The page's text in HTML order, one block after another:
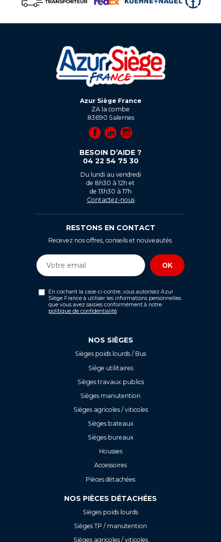
Azur Siège France
ZA la combe
83690 Salernes
BESOIN D’AIDE ?
04 22 54 75 30
Du lundi au vendredi
de 8h30 à 12h et
de 13h30 à 17h
Contactez-nous
RESTONS EN CONTACT
Recevez nos offres, conseils et nouveautés.
En cochant la case ci-contre, vous autorisez Azur
Siège France à utiliser les informations personnelles
que vous avez saisies conformément à notre
politique de confidentialité.
NOS SIÈGES
Sièges poids lourds / Bus
Siège utilitaires
Sièges travaux publics
Sièges manutention
Sièges agricoles / viticoles
Sièges bateaux
Sièges bureaux
Housses
Accessoires
Pièces détachées
NOS PIÈCES DÉTACHÉES
Sièges poids lourds
Sièges TP / manutention
Sièges agricoles / viticoles